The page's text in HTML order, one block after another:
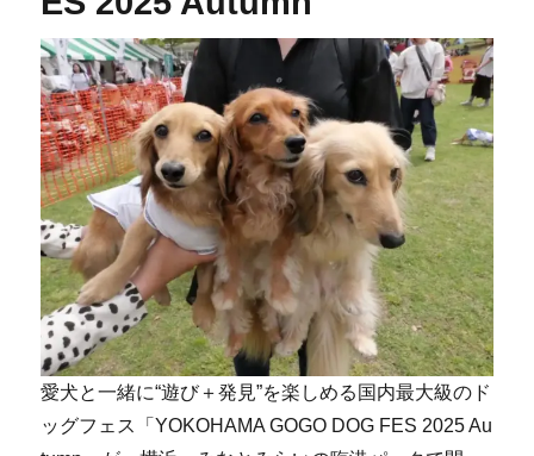
愛犬と一緒に“遊び＋発見”を楽しめる国内最大級のド
ッグフェス「YOKOHAMA GOGO DOG FES 2025 Au